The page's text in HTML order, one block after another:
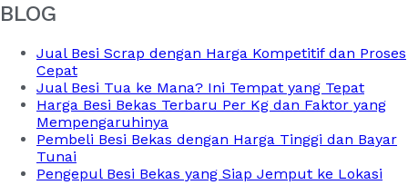
BLOG
Jual Besi Scrap dengan Harga Kompetitif dan Proses
Cepat
Jual Besi Tua ke Mana? Ini Tempat yang Tepat
Harga Besi Bekas Terbaru Per Kg dan Faktor yang
Mempengaruhinya
Pembeli Besi Bekas dengan Harga Tinggi dan Bayar
Tunai
Pengepul Besi Bekas yang Siap Jemput ke Lokasi